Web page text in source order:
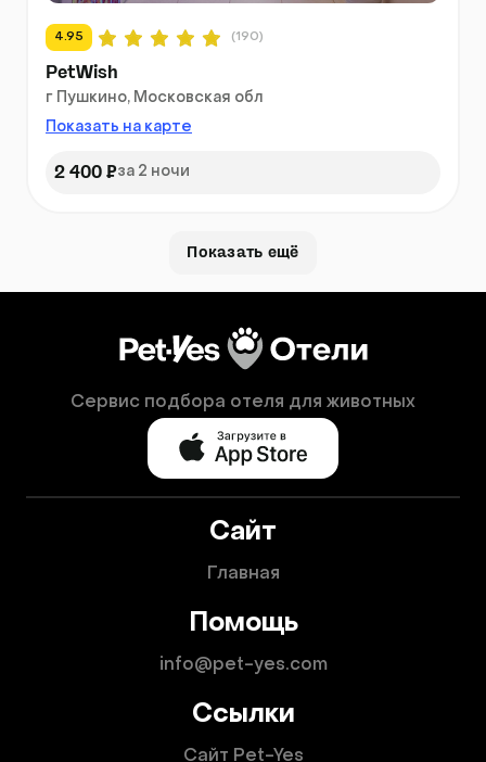
4.95 (190)
PetWish
г Пушкино, Московская обл
Показать на карте
2 400 ₽за 2 ночи
Показать ещё
Сервис подбора отеля для животных
Сайт
Главная
Помощь
info@pet-yes.com
Ссылки
Сайт Pet-Yes